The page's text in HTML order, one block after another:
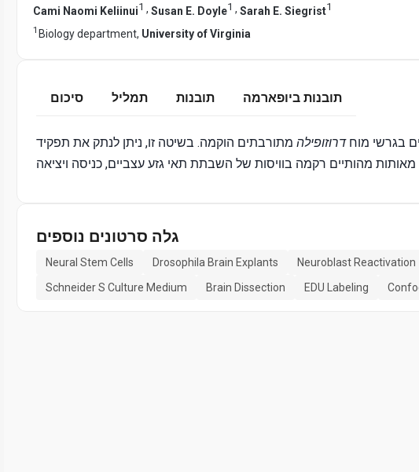
Cami Naomi Keliinui1 , Susan E. Doyle1 , Sarah E. Siegrist1
1 Biology department, University of Virginia
סיכום תמליל תובנות תובנות ביופארמה
בגרשי מוחדרוזופילה מתורבתים הוקמה. בשיטה זו, ניתן לנתק את תפקיד
גלה סרטונים נוספים
Neural Stem Cells Drosophila Brain Explants Neuroblast Reactivation
Schneider S Culture Medium
Brain Dissection EDU Labeling